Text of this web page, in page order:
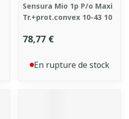
Sensura Mio 1p P/o Maxi
Tr.+prot.convex 10-43 10
78,77 €
En rupture de stock